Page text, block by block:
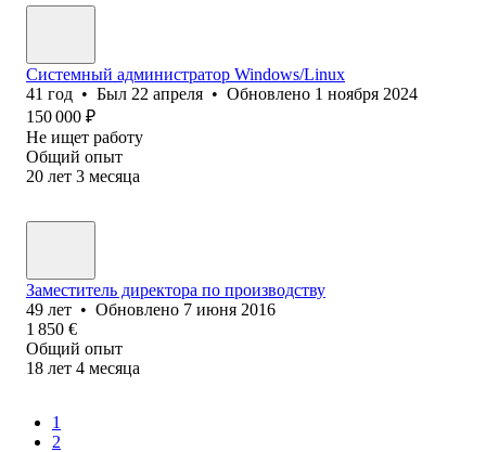
Системный администратор Windows/Linux
41 год • Был 22 апреля • Обновлено 1 ноября 2024
150 000 ₽
Не ищет работу
Общий опыт
20 лет 3 месяца
Заместитель директора по производству
49 лет • Обновлено 7 июня 2016
1 850 €
Общий опыт
18 лет 4 месяца
1
2